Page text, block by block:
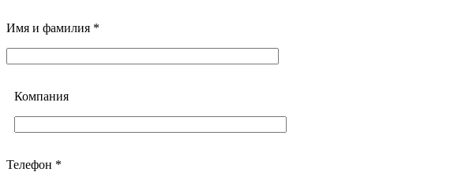
Имя и фамилия *
Компания
Телефон *